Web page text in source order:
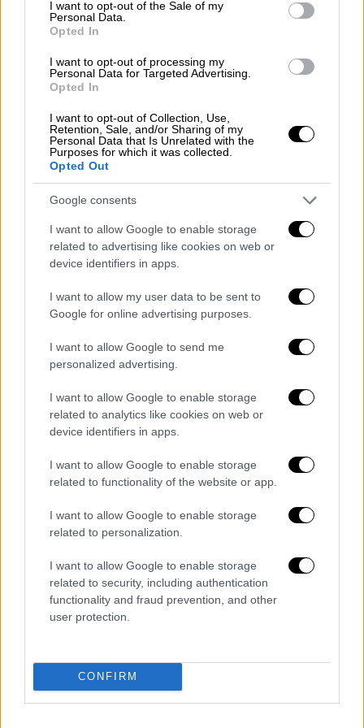
I want to opt-out of the Sale of my
Personal Data.
Opted In
I want to opt-out of processing my
Personal Data for Targeted Advertising.
Opted In
I want to opt-out of Collection, Use,
Retention, Sale, and/or Sharing of my
Personal Data that Is Unrelated with the
Purposes for which it was collected.
Opted Out
Google consents
I want to allow Google to enable storage
related to advertising like cookies on web or
device identifiers in apps.
I want to allow my user data to be sent to
Google for online advertising purposes.
I want to allow Google to send me
personalized advertising.
I want to allow Google to enable storage
related to analytics like cookies on web or
device identifiers in apps.
I want to allow Google to enable storage
related to functionality of the website or app.
I want to allow Google to enable storage
related to personalization.
I want to allow Google to enable storage
related to security, including authentication
functionality and fraud prevention, and other
user protection.
CONFIRM
Ελεονώρα Μελέτη επιστρέφει για
δεύτερη σεζόν, στις 08:00 π.μ. Μαζί της,
ο Κώστας Τσουρός, ενώ την παρέα
συμπληρώνουν η Άννα Ζηρδέλη και
o Θανάσης Πάτρας. Την πολιτική
επικαιρότητα σχολιάζει η Χριστίνα Κοραή.
«Καλημέρα σας! Περιμέναμε και να που τη
μην πέρασε μια μέρα. Παρά το γεγονός ότι
ξεκουραστήκαμε, απολαύσαμε τον ήλιο, την
θάλασσα, την οικογένειά μας όταν ήρθαμε
καλά και εμείς εδώ είμαστε παρέα να τα
λέμε όπως κάναμε και πέρσι» είπε αρχικά η